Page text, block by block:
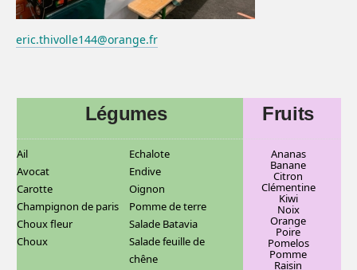
eric.thivolle144@orange.fr
Légumes Fruits
Ail
Avocat
Carotte
Champignon de paris
Choux fleur
Choux
Echalote
Endive
Oignon
Pomme de terre
Salade Batavia
Salade feuille de
chêne
Ananas
Banane
Citron
Clémentine
Kiwi
Noix
Orange
Poire
Pomelos
Pomme
Raisin